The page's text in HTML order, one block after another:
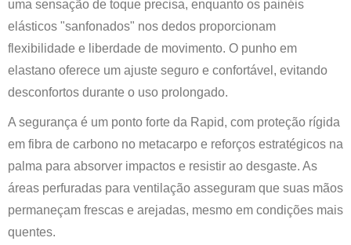
uma sensação de toque precisa, enquanto os painéis
elásticos "sanfonados" nos dedos proporcionam
flexibilidade e liberdade de movimento. O punho em
elastano oferece um ajuste seguro e confortável, evitando
desconfortos durante o uso prolongado.
A segurança é um ponto forte da Rapid, com proteção rígida
em fibra de carbono no metacarpo e reforços estratégicos na
palma para absorver impactos e resistir ao desgaste. As
áreas perfuradas para ventilação asseguram que suas mãos
permaneçam frescas e arejadas, mesmo em condições mais
quentes.